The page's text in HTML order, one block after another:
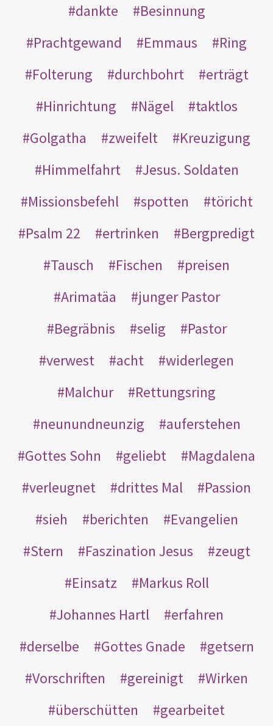
dankte
Besinnung
Prachtgewand
Emmaus
Ring
Folterung
durchbohrt
erträgt
Hinrichtung
Nägel
taktlos
Golgatha
zweifelt
Kreuzigung
Himmelfahrt
Jesus. Soldaten
Missionsbefehl
spotten
töricht
Psalm 22
ertrinken
Bergpredigt
Tausch
Fischen
preisen
Arimatäa
junger Pastor
Begräbnis
selig
Pastor
verwest
acht
widerlegen
Malchur
Rettungsring
neunundneunzig
auferstehen
Gottes Sohn
geliebt
Magdalena
verleugnet
drittes Mal
Passion
sieh
berichten
Evangelien
Stern
Faszination Jesus
zeugt
Einsatz
Markus Roll
Johannes Hartl
erfahren
derselbe
Gottes Gnade
getsern
Vorschriften
gereinigt
Wirken
überschütten
gearbeitet